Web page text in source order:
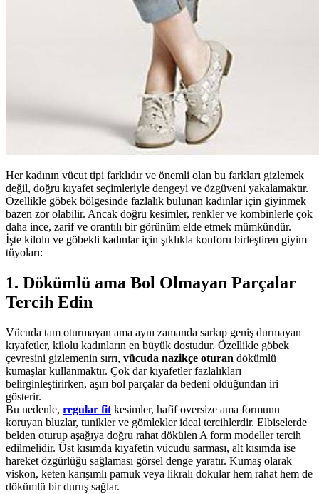
Her kadının vücut tipi farklıdır ve önemli olan bu farkları gizlemek
değil, doğru kıyafet seçimleriyle dengeyi ve özgüveni yakalamaktır.
Özellikle göbek bölgesinde fazlalık bulunan kadınlar için giyinmek
bazen zor olabilir. Ancak doğru kesimler, renkler ve kombinlerle çok
daha ince, zarif ve orantılı bir görünüm elde etmek mümkündür.
İşte kilolu ve göbekli kadınlar için şıklıkla konforu birleştiren giyim
tüyoları:
1. Dökümlü ama Bol Olmayan Parçalar
Tercih Edin
Vücuda tam oturmayan ama aynı zamanda sarkıp geniş durmayan
kıyafetler, kilolu kadınların en büyük dostudur. Özellikle göbek
çevresini gizlemenin sırrı, vücuda nazikçe oturan dökümlü
kumaşlar kullanmaktır. Çok dar kıyafetler fazlalıkları
belirginleştirirken, aşırı bol parçalar da bedeni olduğundan iri
gösterir.
Bu nedenle, regular fit kesimler, hafif oversize ama formunu
koruyan bluzlar, tunikler ve gömlekler ideal tercihlerdir. Elbiselerde
belden oturup aşağıya doğru rahat dökülen A form modeller tercih
edilmelidir. Üst kısımda kıyafetin vücudu sarması, alt kısımda ise
hareket özgürlüğü sağlaması görsel denge yaratır. Kumaş olarak
viskon, keten karışımlı pamuk veya likralı dokular hem rahat hem de
dökümlü bir duruş sağlar.